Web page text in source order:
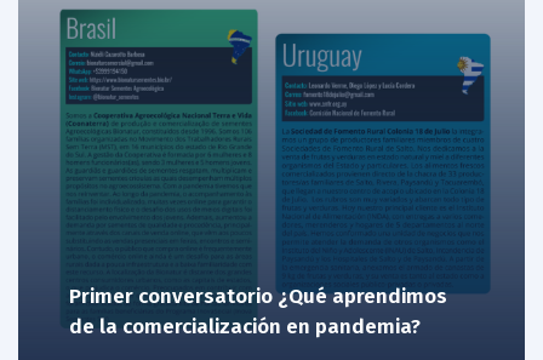
Primer conversatorio ¿Qué aprendimos
de la comercialización en pandemia?